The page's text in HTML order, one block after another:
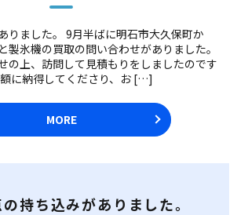
りました。 9月半ばに明石市大久保町か
製氷機の買取の問い合わせがありました。
の上、訪問して見積もりをしましたのです
に納得してくださり、お […]
MORE
持ち込みがありました。